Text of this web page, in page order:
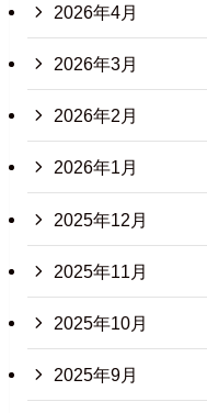
2026年4月
2026年3月
2026年2月
2026年1月
2025年12月
2025年11月
2025年10月
2025年9月